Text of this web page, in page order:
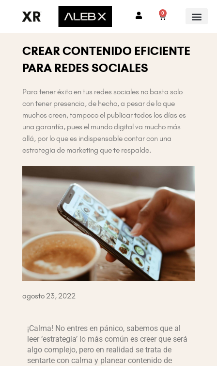
0
Cart
CREAR CONTENIDO EFICIENTE
PARA REDES SOCIALES
Para tener éxito en tus redes sociales no basta solo
con tener presencia, de hecho, a pesar de lo que
muchos creen, tampoco el publicar todos los días es
una garantía, pues el mundo digital va mucho más
allá, por lo que es indispensable contar con una
estrategia de marketing que te respalde.
agosto 23, 2022
¡Calma! No entres en pánico, sabemos que al
leer ‘estrategia’ lo más común es creer que será
algo complejo, pero en realidad se trata de
sentarte con calma y planear contenido de